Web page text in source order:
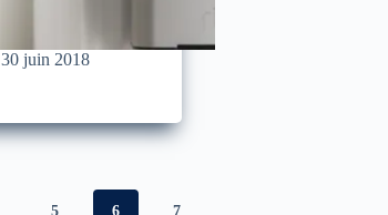
30 juin 2018
5 6 7